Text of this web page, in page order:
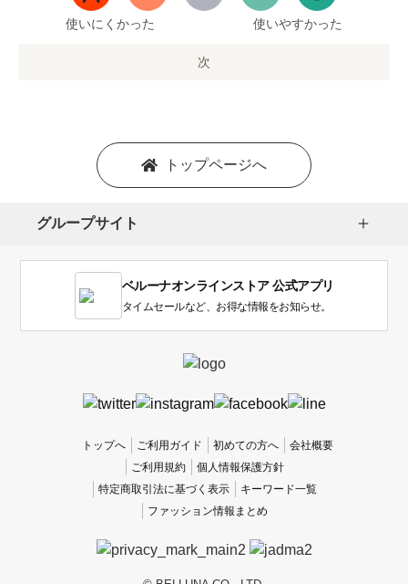
い
使いにくかった 使いやすかった
次
トップページへ
グループサイト
ベルーナオンラインストア 公式アプリ
タイムセールなど、お得な情報をお知らせ。
トップへ ご利用ガイド 初めての方へ
会社概要
ご利用規約
個人情報保護方針
特定商取引法に基づく表示
キーワード一覧
ファッション情報まとめ